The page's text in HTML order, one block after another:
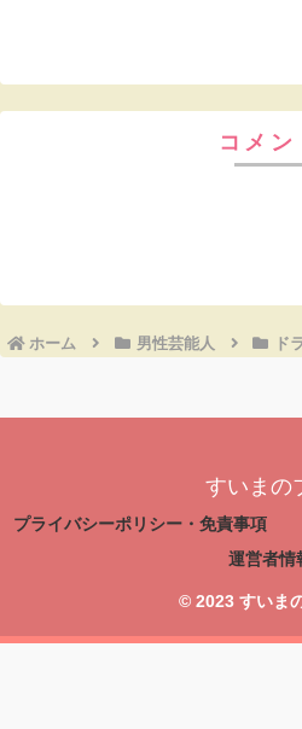
コメン
ホーム 男性芸能人 ド
すいまの
プライバシーポリシー・免責事項
運営者情
© 2023 すいま